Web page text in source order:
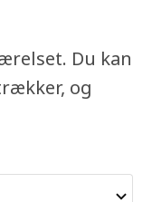
Du kan
og